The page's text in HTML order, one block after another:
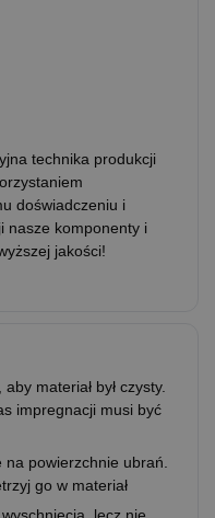
technika produkcji
doświadczeniu i
nasze komponenty i
jakości!
materiał był czysty.
impregnacji musi być
na powierzchnie ubrań.
go w materiał
lecz nie